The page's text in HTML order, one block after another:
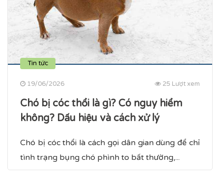
Tin tức
19/06/2026 25 Lượt xem
Chó bị cóc thổi là gì? Có nguy hiểm
không? Dấu hiệu và cách xử lý
Chó bị cóc thổi là cách gọi dân gian dùng để chỉ
tình trạng bụng chó phình to bất thường,...